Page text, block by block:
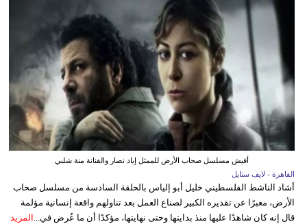
أفيش مسلسل صحاب الأرض للممثل إياد نصار والفنانة منة شلبي
القاهرة - لايف ستايل
أشاد الناشط الفلسطيني خليل أبو إلياس بالحلقة السادسة من مسلسل صحاب
الأرض، معبرًا عن تقديره الكبير لصناع العمل بعد تناولهم واقعة إنسانية مؤلمة
قال إنه كان شاهدًا عليها منذ بدايتها وحتى نهايتها، مؤكدًا أن ما عُرض في... المزيد